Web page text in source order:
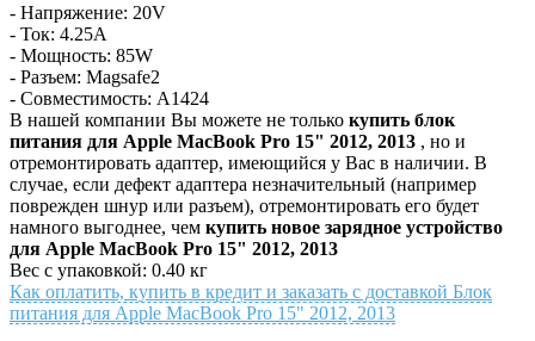
- Напряжение: 20V
- Ток: 4.25A
- Мощность: 85W
- Разъем: Magsafe2
- Совместимость: A1424
В нашей компании Вы можете не только купить блок
питания для Apple MacBook Pro 15" 2012, 2013 , но и
отремонтировать адаптер, имеющийся у Вас в наличии. В
случае, если дефект адаптера незначительный (например
поврежден шнур или разъем), отремонтировать его будет
намного выгоднее, чем купить новое зарядное устройство
для Apple MacBook Pro 15" 2012, 2013
Вес с упаковкой: 0.40 кг
Как оплатить, купить в кредит и заказать с доставкой Блок
питания для Apple MacBook Pro 15" 2012, 2013